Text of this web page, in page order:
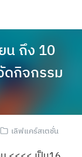
น ถึง 10
ดกิจกรรม
เลิฟแคร์สเตชั่น